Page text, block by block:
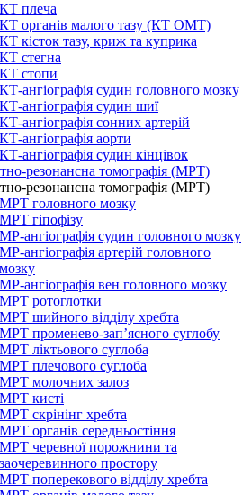
КТ плеча
КТ органів малого тазу (КТ ОМТ)
КТ кісток тазу, криж та куприка
КТ стегна
КТ стопи
КТ-ангіографія судин головного мозку
КТ-ангіографія судин шиї
КТ-ангіографія сонних артерій
КТ-ангіографія аорти
КТ-ангіографія судин кінцівок
резонансна томографія (МРТ)
резонансна томографія (МРТ)
МРТ головного мозку
МРТ гіпофізу
МР-ангіографія судин головного мозку
МР-ангіографія артерій головного
мозку
МР-ангіографія вен головного мозку
МРТ ротоглотки
МРТ шийного відділу хребта
МРТ променево-зап’ясного суглобу
МРТ ліктьового суглоба
МРТ плечового суглоба
МРТ молочних залоз
МРТ кисті
МРТ скрінінг хребта
МРТ органів середньостіння
МРТ черевної порожнини та
заочеревинного простору
МРТ поперекового відділу хребта